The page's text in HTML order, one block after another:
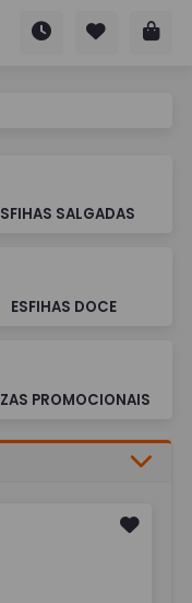
SALGADAS
ESFIHAS DOCE
PROMOCIONAIS